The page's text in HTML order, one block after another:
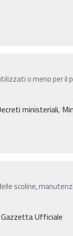
o meno per il
ministeriali,
scoline,
Ufficiale